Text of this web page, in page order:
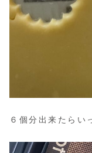
６個分出来たらい